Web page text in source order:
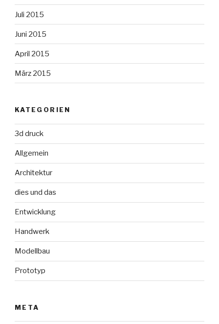
Juli 2015
Juni 2015
April 2015
März 2015
KATEGORIEN
3d druck
Allgemein
Architektur
dies und das
Entwicklung
Handwerk
Modellbau
Prototyp
META